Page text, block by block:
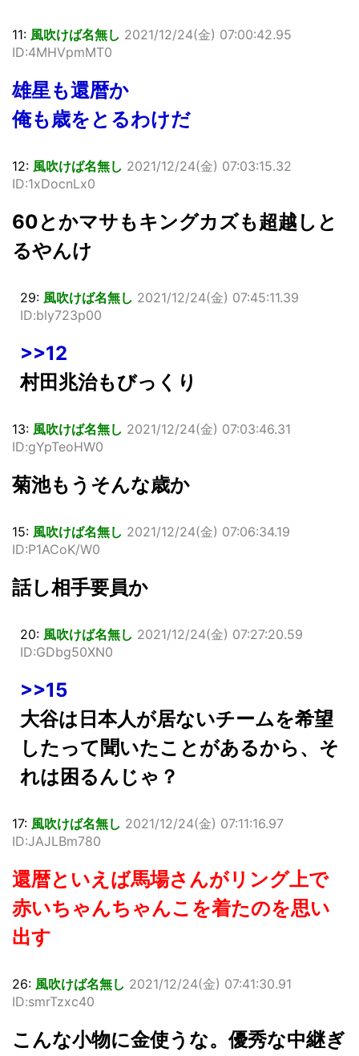
11: 風吹けば名無し 2021/12/24(金) 07:00:42.95
ID:4MHVpmMT0
雄星も還暦か
俺も歳をとるわけだ
12: 風吹けば名無し 2021/12/24(金) 07:03:15.32
ID:1xDocnLx0
60とかマサもキングカズも超越しと
るやんけ
29: 風吹けば名無し 2021/12/24(金) 07:45:11.39
ID:bly723p00
>>12
村田兆治もびっくり
13: 風吹けば名無し 2021/12/24(金) 07:03:46.31
ID:gYpTeoHW0
菊池もうそんな歳か
15: 風吹けば名無し 2021/12/24(金) 07:06:34.19
ID:P1ACoK/W0
話し相手要員か
20: 風吹けば名無し 2021/12/24(金) 07:27:20.59
ID:GDbg50XN0
>>15
大谷は日本人が居ないチームを希望
したって聞いたことがあるから、そ
れは困るんじゃ？
17: 風吹けば名無し 2021/12/24(金) 07:11:16.97
ID:JAJLBm780
還暦といえば馬場さんがリング上で
赤いちゃんちゃんこを着たのを思い
出す
26: 風吹けば名無し 2021/12/24(金) 07:41:30.91
ID:smrTzxc40
こんな小物に金使うな。優秀な中継ぎ